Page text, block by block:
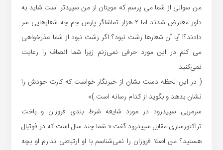
من سوالی از شما می پرسم که مویتان از من سپیدتر است شاید به
داور معترض شدند اما ۲ هزار تماشاگر پارس جم چه شعارهایی سر
دادند؟! آیا آن شعارها زشت نبود؟ اگر زشت نبود از شما عذرخواهی
می کنم در این مورد حرفی نمی‌زنم زیرا شما انصاف را رعایت
نمی‌کنید.
( در این لحظه دست نشان از خبرنگار خواست که کارت خودش را
نشان بدهد و بگوید از کدام رسانه است.)»
سرمربی سپیدرود در مورد شایعه شرط بندی فروزان و باخت
تراکتورسازی مقابل سپیدرود گفت:« شما چند سال است که در فوتبال
هستید؟ من اصلا فروزان را نمی‌شناسم با او ارتباطی ندارم او بچه